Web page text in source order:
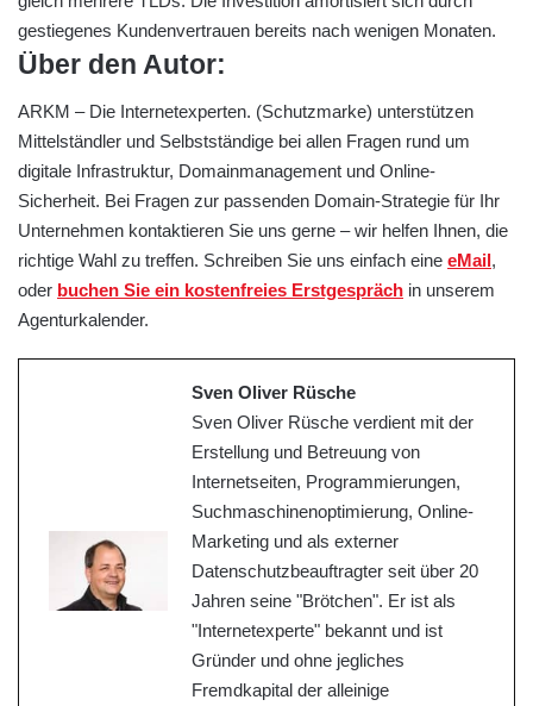
gestiegenes Kundenvertrauen bereits nach wenigen Monaten.
Über den Autor:
ARKM – Die Internetexperten. (Schutzmarke) unterstützen
Mittelständler und Selbstständige bei allen Fragen rund um
digitale Infrastruktur, Domainmanagement und Online-
Sicherheit. Bei Fragen zur passenden Domain-Strategie für Ihr
Unternehmen kontaktieren Sie uns gerne – wir helfen Ihnen, die
richtige Wahl zu treffen. Schreiben Sie uns einfach eine eMail,
oder buchen Sie ein kostenfreies Erstgespräch in unserem
Agenturkalender.
Sven Oliver Rüsche
Sven Oliver Rüsche verdient mit der
Erstellung und Betreuung von
Internetseiten, Programmierungen,
Suchmaschinenoptimierung, Online-
Marketing und als externer
Datenschutzbeauftragter seit über 20
Jahren seine "Brötchen". Er ist als
"Internetexperte" bekannt und ist
Gründer und ohne jegliches
Fremdkapital der alleinige